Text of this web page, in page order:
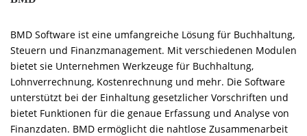
BMD Software ist eine umfangreiche Lösung für Buchhaltung,
Steuern und Finanzmanagement. Mit verschiedenen Modulen
bietet sie Unternehmen Werkzeuge für Buchhaltung,
Lohnverrechnung, Kostenrechnung und mehr. Die Software
unterstützt bei der Einhaltung gesetzlicher Vorschriften und
bietet Funktionen für die genaue Erfassung und Analyse von
Finanzdaten. BMD ermöglicht die nahtlose Zusammenarbeit